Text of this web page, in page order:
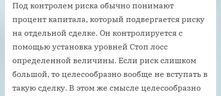
Под контролем риска обычно понимают
процент капитала, который подвергается риску
на отдельной сделке. Он контролируется с
помощью установка уровней Стоп лосс
определенной величины. Если риск слишком
большой, то целесообразно вообще не вступать в
такую сделку. В этом же смысле целесообразно